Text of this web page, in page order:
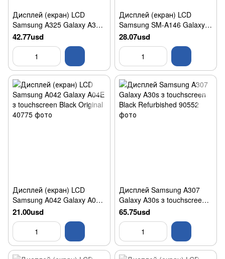
Дисплей (екран) LCD
Samsung A325 Galaxy A32
4G з touchscreen та
рамкою Black HC OLED
42.77usd
Дисплей (екран) LCD
Samsung SM-A146 Galaxy
A14 5G з touchscreen (V04)
Black Original
28.07usd
Дисплей (екран) LCD
Samsung A042 Galaxy A04E
з touchscreen Black Original
21.00usd
Дисплей Samsung A307
Galaxy A30s з touchscreen
Black Refurbished
65.75usd